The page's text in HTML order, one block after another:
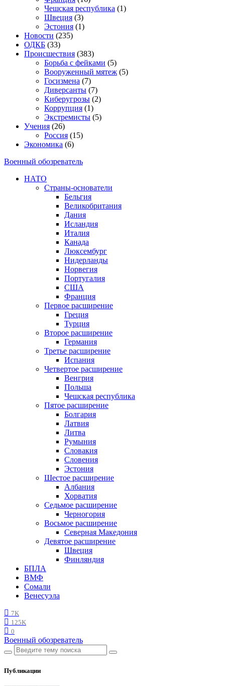
Чешская республика (1)
Швеция (3)
Эстония (1)
Новости (235)
ОДКБ (33)
Происшествия (383)
Борьба с фейками (5)
Вооруженный мятеж (5)
Госизмена (7)
Диверсанты (7)
Киберугрозы (2)
Коррупция (1)
Экстремисты (5)
Учения (26)
Россия (15)
Экономика (6)
Военный обозреватель
НАТО
Страны-основатели
Бельгия
Великобритания
Дания
Исландия
Италия
Канада
Люксембург
Нидерланды
Норвегия
Португалия
США
Франция
Первое расширение
Греция
Турция
Второе расширение
Германия
Третье расширение
Испания
Четвертое расширение
Венгрия
Польша
Чешская республика
Пятое расширение
Болгария
Латвия
Литва
Румыния
Словакия
Словения
Эстония
Шестое расширение
Албания
Хорватия
Седьмое расширение
Черногория
Восьмое расширение
Северная Македония
Девятое расширение
Швеция
Финляндия
БПЛА
ВМФ
Сомали
Венесуэла
7K
125K
0
Военный обозреватель
Публикации